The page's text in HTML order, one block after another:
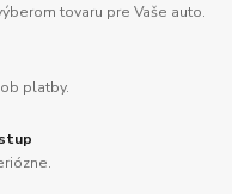
tovaru pre Vaše auto.
platby.